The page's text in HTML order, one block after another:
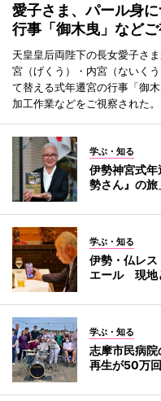
愛子さま、パール身
行事「御木曳」など
天皇皇后両陛下の長女愛子さ
宮（げくう）・内宮（ないく
て替える式年遷宮の行事「御
加工作業などをご視察された。
学ぶ・知る
伊勢神宮式
勢さん』の旅
学ぶ・知る
伊勢・仏レ
エール 現地
学ぶ・知る
志摩市民病
再生が50万